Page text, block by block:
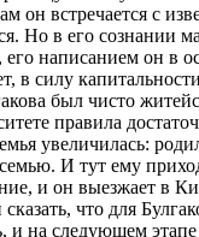
он встречается с
Но в его сознании
написанием он в
в силу
был чисто
правила
увеличилась:
И тут ему
и он выезжает в
что для
и на следующем